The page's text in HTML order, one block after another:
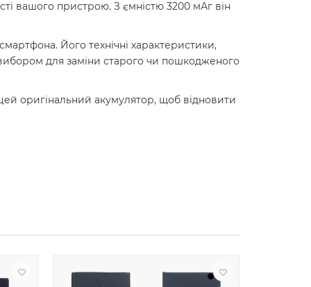
вашого пристрою. З ємністю 3200 мАг він
Його технічні характеристики,
для заміни старого чи пошкодженого
оригінальний акумулятор, щоб відновити